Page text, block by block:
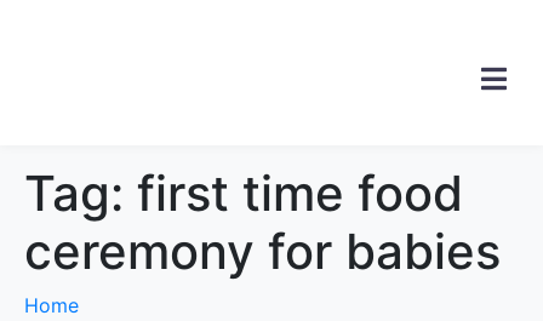
Tag: first time food
ceremony for babies
Home